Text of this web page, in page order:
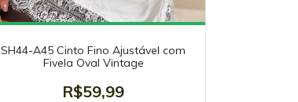
SH44-A45 Cinto Fino Ajustável com
Fivela Oval Vintage
R$59,99